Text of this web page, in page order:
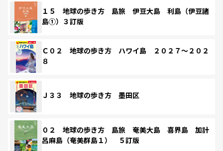
１５ 地球の歩き方 島旅 伊豆大島 利島（伊豆諸
島①）３訂版
Ｃ０２ 地球の歩き方 ハワイ島 ２０２７～２０２
８
Ｊ３３ 地球の歩き方 墨田区
０２ 地球の歩き方 島旅 奄美大島 喜界島 加計
呂麻島（奄美群島１） ５訂版